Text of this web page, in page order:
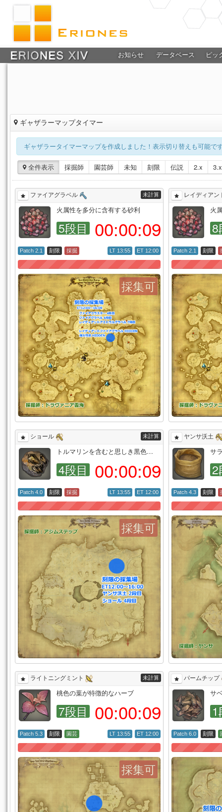
お知らせ データベース ピッ
ギャザラーマップタイマー
ギャザラータイマーマップを作成しました！表示切り替えも可能
全件表示 採掘師 園芸師 未知 刻限 伝説 2.x 3.x
ファイアグラベル 未計算
火属性を多分に含有する砂利
5段目 00:00:08
採集可
Patch 2.1 刻限 採掘 ET 12:00
LT 13:55
レイディア
火
8
Patch 2.1 刻限
ショール 未計算
トルマリンを含むと思しき黒色…
4段目 00:00:08
採集可
Patch 4.0 刻限 採掘 ET 12:00
LT 13:55
ヤンサ沃土
サ
2
Patch 4.3 刻限
ライトニングミント 未計算
桃色の葉が特徴的なハーブ
7段目 00:00:08
採集可
Patch 5.3 刻限 園芸 ET 12:00
LT 13:55
パームチップ
サ
Patch 6.0 刻限